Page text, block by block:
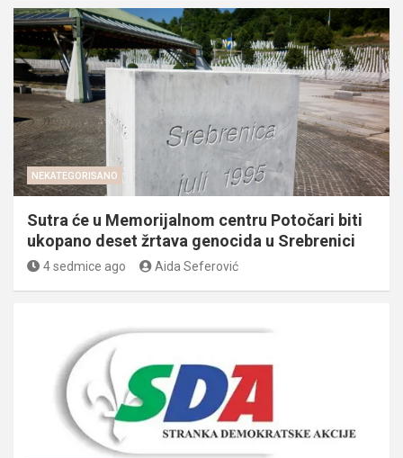
NEKATEGORISANO
Sutra će u Memorijalnom centru Potočari biti
ukopano deset žrtava genocida u Srebrenici
4 sedmice ago Aida Seferović